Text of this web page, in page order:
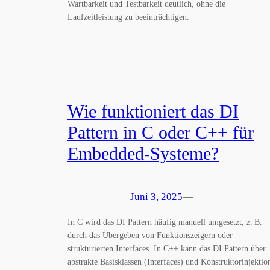
Wartbarkeit und Testbarkeit deutlich, ohne die
Laufzeitleistung zu beeinträchtigen.
Wie funktioniert das DI
Pattern in C oder C++ für
Embedded-Systeme?
Juni 3, 2025—
In C wird das DI Pattern häufig manuell umgesetzt, z. B.
durch das Übergeben von Funktionszeigern oder
strukturierten Interfaces. In C++ kann das DI Pattern über
abstrakte Basisklassen (Interfaces) und